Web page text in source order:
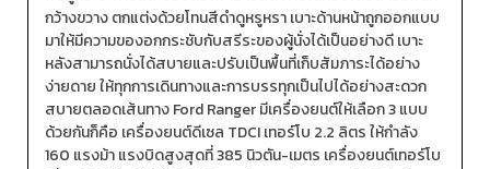
กว้างขวาง ตกแต่งด้วยโทนสีดำดูหรูหรา เบาะด้านหน้าถูกออกแบบ
มาให้มีความของอกกระชับกับสรีระของผู้นั่งได้เป็นอย่างดี เบาะ
หลังสามารถนั่งได้สบายและปรับเป็นพื้นที่เก็บสัมภาระได้อย่าง
ง่ายดาย ให้ทุกการเดินทางและการบรรทุกเป็นไปได้อย่างสะดวก
สบายตลอดเส้นทาง Ford Ranger มีเครื่องยนต์ให้เลือก 3 แบบ
ด้วยกันก็คือ เครื่องยนต์ดีเซล TDCI เทอร์โบ 2.2 ลิตร ให้กำลัง
160 แรงม้า แรงบิดสูงสุดที่ 385 นิวตัน-เมตร เครื่องยนต์เทอร์โบ